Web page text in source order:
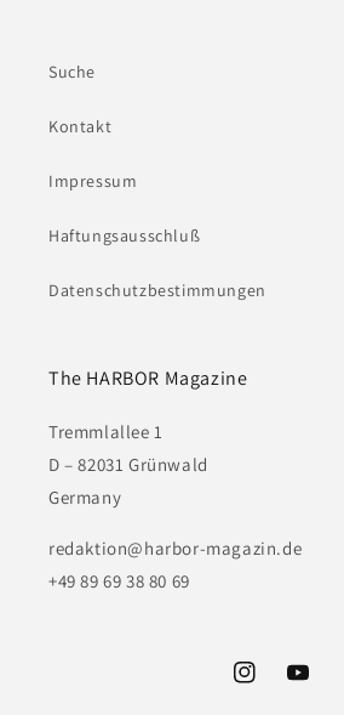
Suche
Kontakt
Impressum
Haftungsausschluß
Datenschutzbestimmungen
The HARBOR Magazine
Tremmlallee 1
D – 82031 Grünwald
Germany
redaktion@harbor-magazin.de
+49 89 69 38 80 69
InstagramYouTube